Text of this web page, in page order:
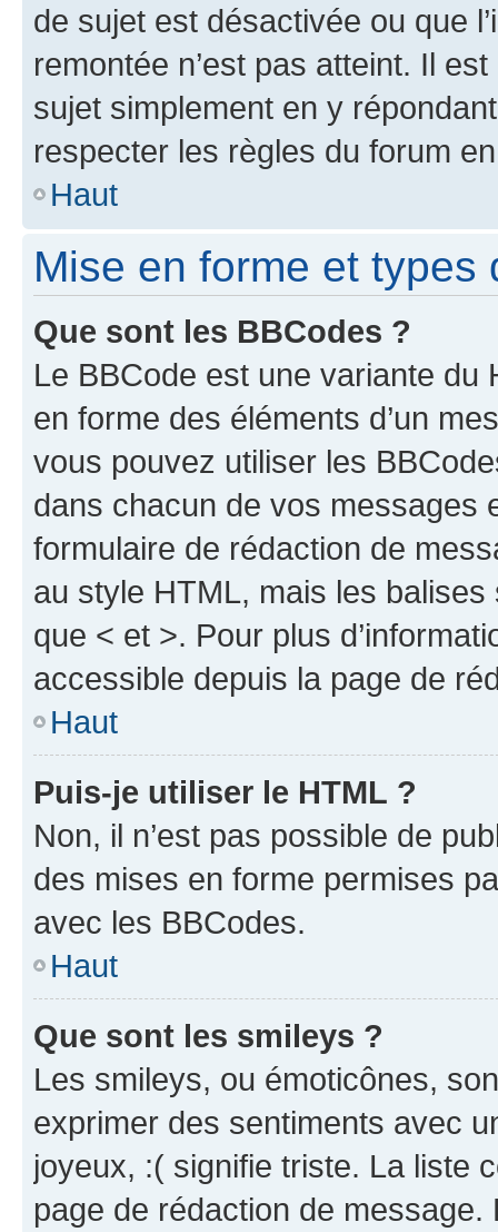
de sujet est désactivée ou que
remontée n’est pas atteint. Il
sujet simplement en y
respecter les règles du forum
Haut
Mise en forme et types
Que sont les BBCodes ?
Le BBCode est une variante du
en forme des éléments d’un
vous pouvez utiliser les
dans chacun de vos messages
formulaire de rédaction de
au style HTML, mais les
que < et >. Pour plus
accessible depuis la page de
Haut
Puis-je utiliser le HTML ?
Non, il n’est pas possible de
des mises en forme permises
avec les BBCodes.
Haut
Que sont les smileys ?
Les smileys, ou émoticônes,
exprimer des sentiments avec
joyeux, :( signifie triste. La liste
page de rédaction de